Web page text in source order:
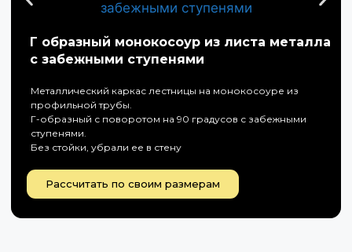
Г образный монокосоур из листа металла
с забежными ступенями
Металлический каркас лестницы на монокосоуре из
профильной трубы.
Г-образный с поворотом на 90 градусов с забежными
ступенями.
Без стойки, убрали ее в стену
Рассчитать по своим размерам